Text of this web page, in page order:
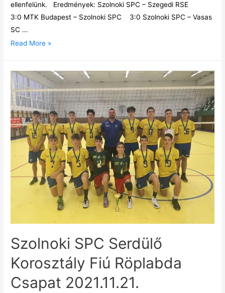
ellenfelünk. Eredmények: Szolnoki SPC – Szegedi RSE
3:0 MTK Budapest – Szolnoki SPC 3:0 Szolnoki SPC – Vasas
SC …
Read More »
Szolnoki SPC Serdülő
Korosztály Fiú Röplabda
Csapat 2021.11.21.